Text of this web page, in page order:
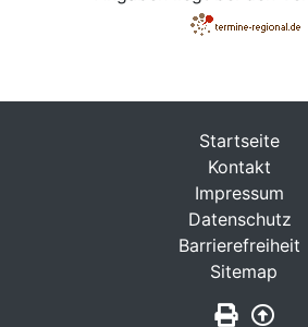
Startseite
Kontakt
Impressum
Datenschutz
Barrierefreiheit
Sitemap
Seite